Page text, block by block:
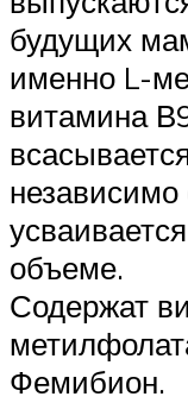
будущих
именно L-
витамина
независимо
объеме.
Содержат
Фемибион.